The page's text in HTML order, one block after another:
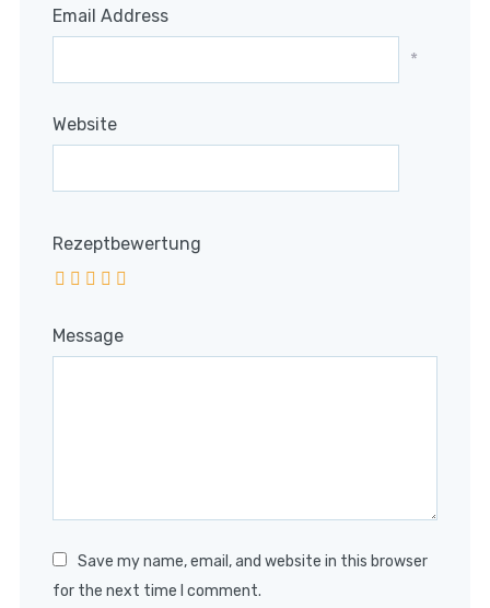
Email Address
*
Website
Rezeptbewertung
Message
Save my name, email, and website in this browser
for the next time I comment.